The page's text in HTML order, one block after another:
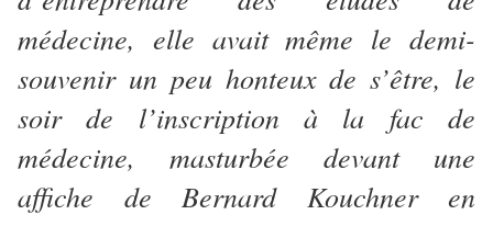
médecine, elle avait même le demi-
souvenir un peu honteux de s’être, le
soir de l’inscription à la fac de
médecine, masturbée devant une
affiche de Bernard Kouchner en